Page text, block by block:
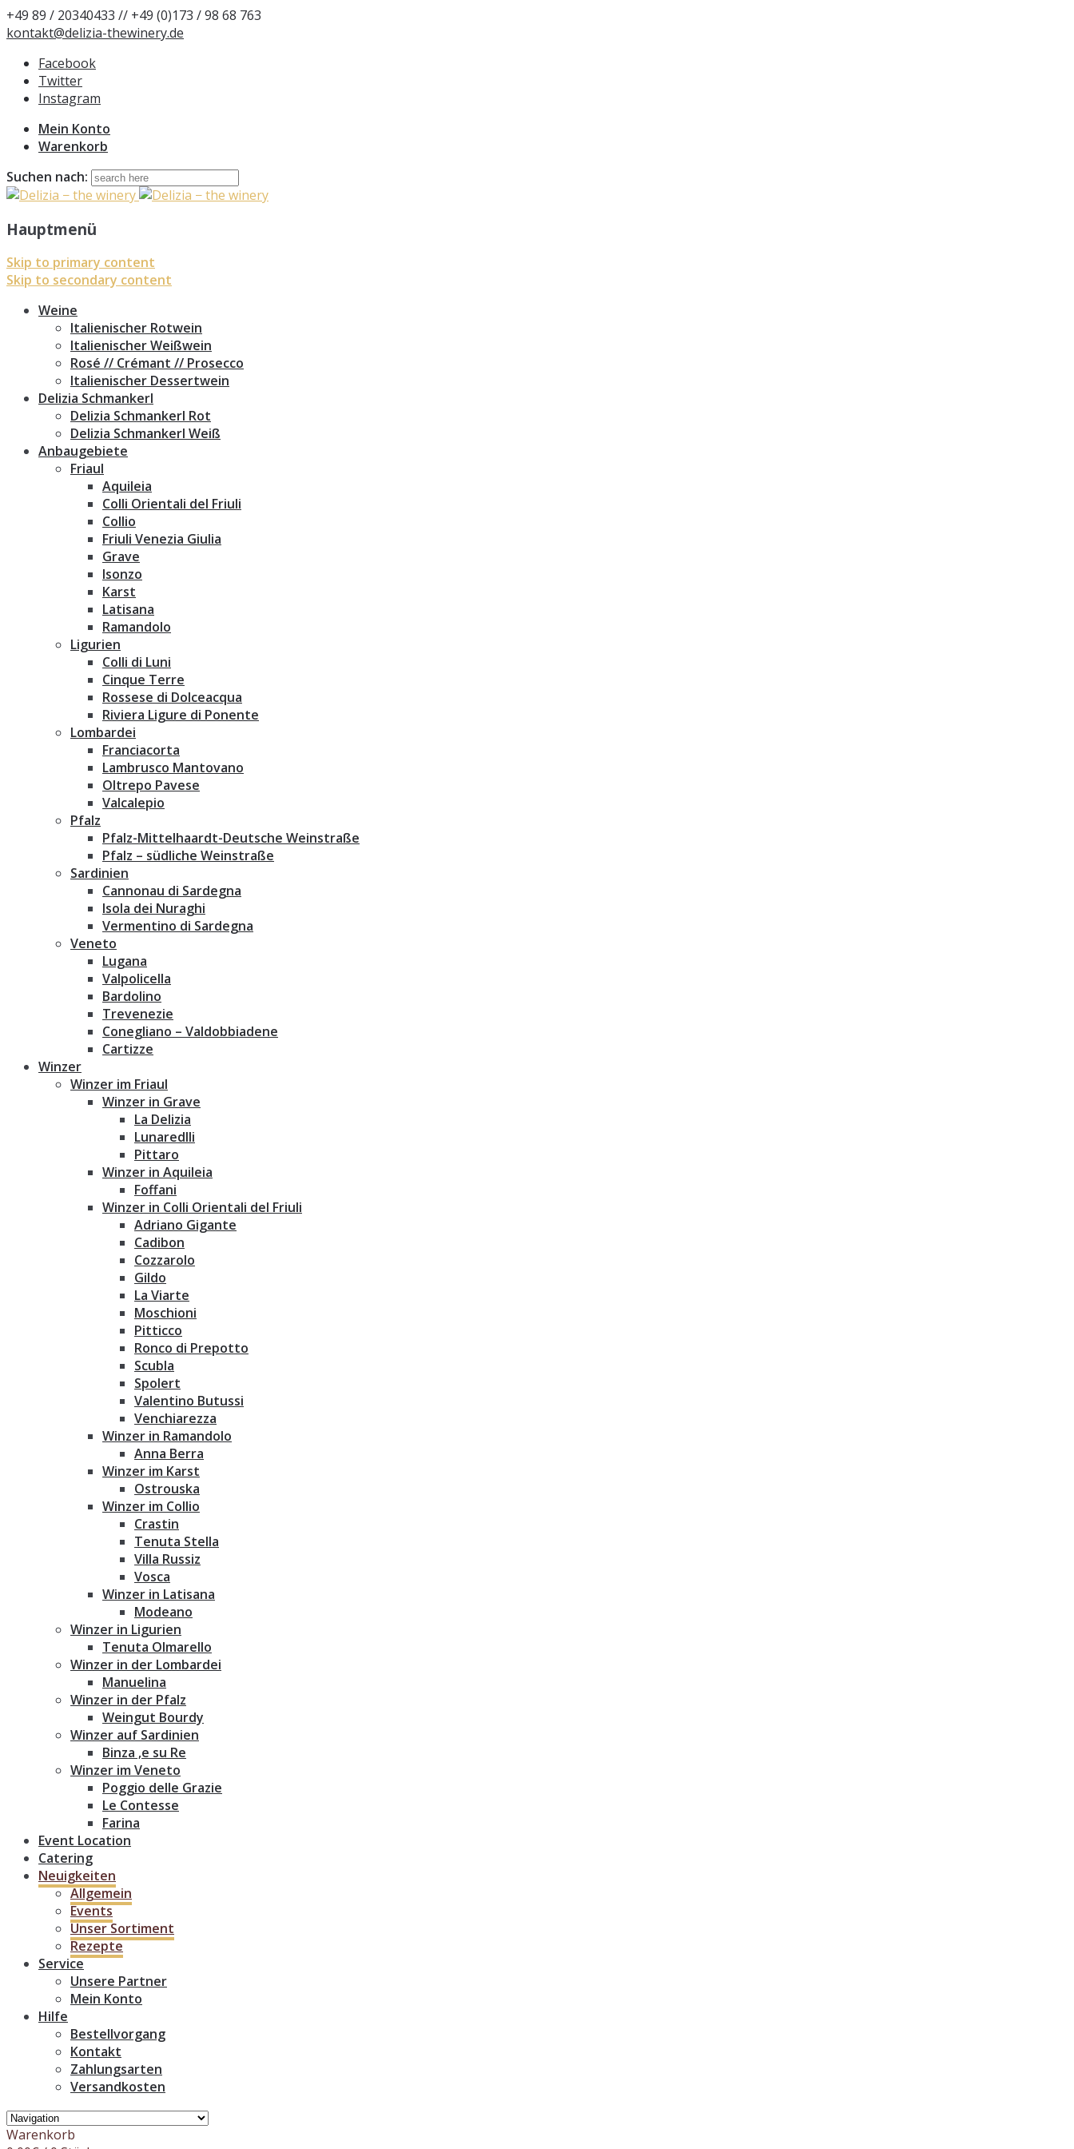
+49 89 / 20340433 // +49 (0)173 / 98 68 763
kontakt@delizia-thewinery.de
Facebook
Twitter
Instagram
Mein Konto
Warenkorb
Suchen nach:
Hauptmenü
Skip to primary content
Skip to secondary content
Weine
Italienischer Rotwein
Italienischer Weißwein
Rosé // Crémant // Prosecco
Italienischer Dessertwein
Delizia Schmankerl
Delizia Schmankerl Rot
Delizia Schmankerl Weiß
Anbaugebiete
Friaul
Aquileia
Colli Orientali del Friuli
Collio
Friuli Venezia Giulia
Grave
Isonzo
Karst
Latisana
Ramandolo
Ligurien
Colli di Luni
Cinque Terre
Rossese di Dolceacqua
Riviera Ligure di Ponente
Lombardei
Franciacorta
Lambrusco Mantovano
Oltrepo Pavese
Valcalepio
Pfalz
Pfalz-Mittelhaardt-Deutsche Weinstraße
Pfalz – südliche Weinstraße
Sardinien
Cannonau di Sardegna
Isola dei Nuraghi
Vermentino di Sardegna
Veneto
Lugana
Valpolicella
Bardolino
Trevenezie
Conegliano – Valdobbiadene
Cartizze
Winzer
Winzer im Friaul
Winzer in Grave
La Delizia
Lunaredlli
Pittaro
Winzer in Aquileia
Foffani
Winzer in Colli Orientali del Friuli
Adriano Gigante
Cadibon
Cozzarolo
Gildo
La Viarte
Moschioni
Pitticco
Ronco di Prepotto
Scubla
Spolert
Valentino Butussi
Venchiarezza
Winzer in Ramandolo
Anna Berra
Winzer im Karst
Ostrouska
Winzer im Collio
Crastin
Tenuta Stella
Villa Russiz
Vosca
Winzer in Latisana
Modeano
Winzer in Ligurien
Tenuta Olmarello
Winzer in der Lombardei
Manuelina
Winzer in der Pfalz
Weingut Bourdy
Winzer auf Sardinien
Binza ‚e su Re
Winzer im Veneto
Poggio delle Grazie
Le Contesse
Farina
Event Location
Catering
Neuigkeiten
Allgemein
Events
Unser Sortiment
Rezepte
Service
Unsere Partner
Mein Konto
Hilfe
Bestellvorgang
Kontakt
Zahlungsarten
Versandkosten
Warenkorb